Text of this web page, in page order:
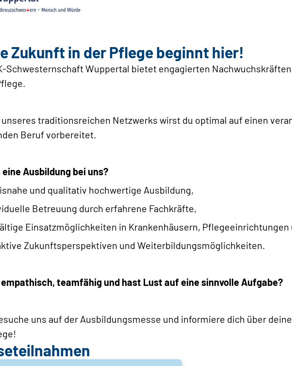
Zukunft in der Pflege beginnt hier!
Schwesternschaft Wuppertal bietet engagierten
unseres traditionsreichen Netzwerks wirst du optimal auf einen
Beruf vorbereitet.
Ausbildung bei uns?
und qualitativ hochwertige Ausbildung,
Betreuung durch erfahrene Fachkräfte,
Einsatzmöglichkeiten in Krankenhäusern, Pflegeeinrichtungen
Zukunftsperspektiven und Weiterbildungsmöglichkeiten.
empathisch, teamfähig und hast Lust auf eine sinnvolle Aufgabe?
uns auf der Ausbildungsmesse und informiere dich über